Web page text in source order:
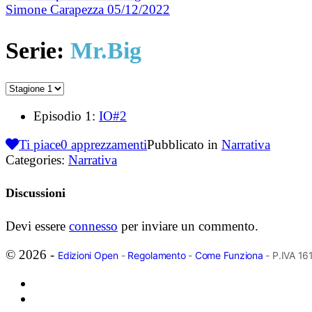
Simone Carapezza 05/12/2022
Serie: Mr.Big
Episodio 1: IO#2
Ti piace0 apprezzamentiPubblicato in Narrativa
Categories: Narrativa
Discussioni
Devi essere connesso per inviare un commento.
© 2026 - Edizioni Open- Regolamento- Come Funziona - P.IVA